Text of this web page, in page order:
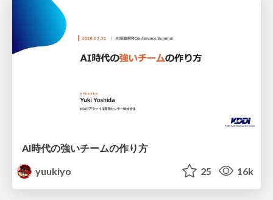
AI時代の強いチームの作り方
yuukiyo
25 16k